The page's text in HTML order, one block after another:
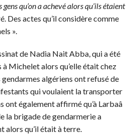
qu’on a achevé alors qu’ils étaient
Des actes qu’il considère comme
».
de Nadia Nait Abba, qui a été
Michelet alors qu’elle était chez
gendarmes algériens ont refusé de
qui voulaient la transporter
ont également affirmé qu’à Larbaâ
la brigade de gendarmerie a
alors qu’il était à terre.